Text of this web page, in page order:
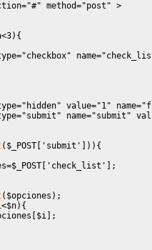
method="post" >
<3) {
value="1"
name="submit"
( $_POST 'submit' ) ) {
=$_POST 'check_list'
;
( $opciones ) ;
<$n) {
$i
;